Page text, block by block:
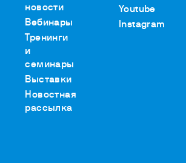
новости
Вебинары
Тренинги
и
семинары
Выставки
Новостная
рассылка
Youtube
Instagram